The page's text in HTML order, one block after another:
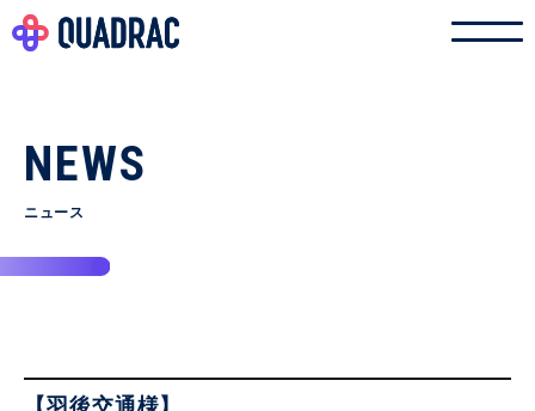
NEWS
ニュース
【羽後交通様】